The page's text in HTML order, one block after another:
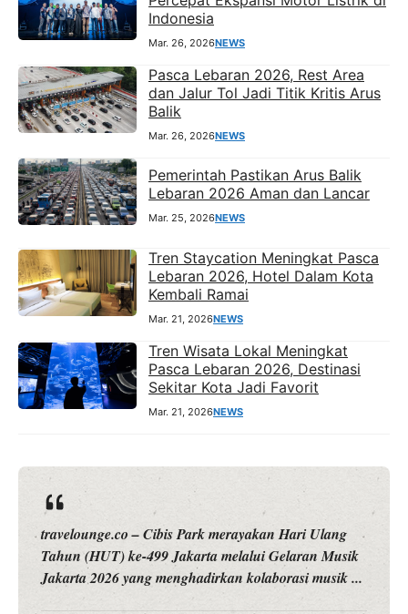
Indonesia
Mar. 26, 2026NEWS
Pasca Lebaran 2026, Rest Area
dan Jalur Tol Jadi Titik Kritis Arus
Balik
Mar. 26, 2026NEWS
Pemerintah Pastikan Arus Balik
Lebaran 2026 Aman dan Lancar
Mar. 25, 2026NEWS
Tren Staycation Meningkat Pasca
Lebaran 2026, Hotel Dalam Kota
Kembali Ramai
Mar. 21, 2026NEWS
Tren Wisata Lokal Meningkat
Pasca Lebaran 2026, Destinasi
Sekitar Kota Jadi Favorit
Mar. 21, 2026NEWS
travelounge.co – Cibis Park merayakan Hari Ulang
Tahun (HUT) ke-499 Jakarta melalui Gelaran Musik
Jakarta 2026 yang menghadirkan kolaborasi musik ...